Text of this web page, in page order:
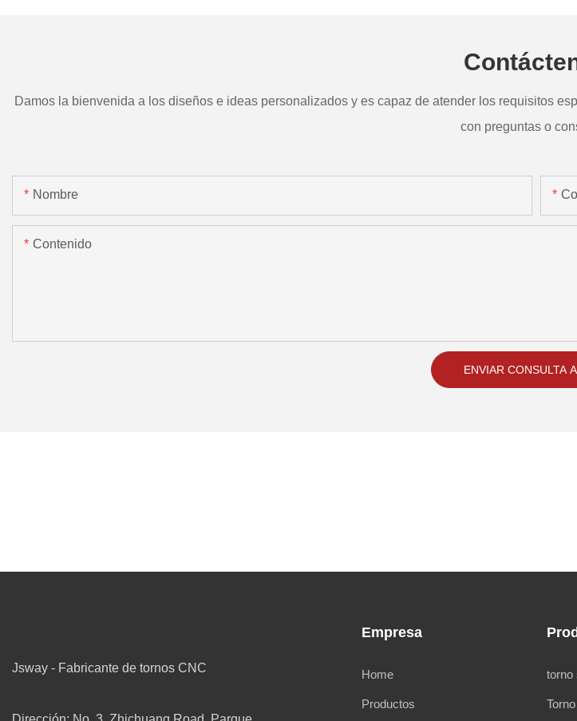
Damos la bienvenida a los diseños e ideas personalizados y es capaz de atender los requisitos
con preguntas o
Nombre
Contenido
ENVIAR CONSULTA
Jsway - Fabricante de tornos CNC
Empresa
Home
Productos
torno